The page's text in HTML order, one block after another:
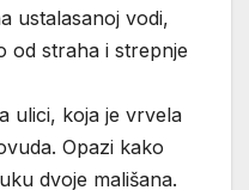
ustalasanoj vodi,
od straha i strepnje
ulici, koja je vrvela
Opazi kako
dvoje mališana.